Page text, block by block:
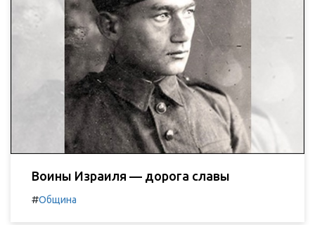
Воины Израиля — дорога славы
#Община